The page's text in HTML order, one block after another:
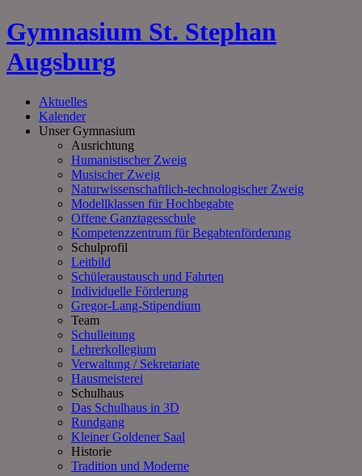
Gymnasium St. Stephan
Augsburg
Aktuelles
Kalender
Unser Gymnasium
Ausrichtung
Humanistischer Zweig
Musischer Zweig
Naturwissenschaftlich-technologischer Zweig
Modellklassen für Hochbegabte
Offene Ganztagesschule
Kompetenzzentrum für Begabtenförderung
Schulprofil
Leitbild
Schüleraustausch und Fahrten
Individuelle Förderung
Gregor-Lang-Stipendium
Team
Schulleitung
Lehrerkollegium
Verwaltung / Sekretariate
Hausmeisterei
Schulhaus
Das Schulhaus in 3D
Rundgang
Kleiner Goldener Saal
Historie
Tradition und Moderne